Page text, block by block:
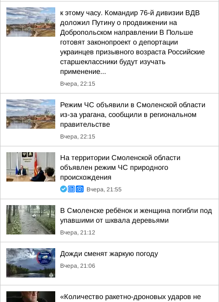
к этому часу. Командир 76-й дивизии ВДВ
доложил Путину о продвижении на
Добропольском направлении В Польше
готовят законопроект о депортации
украинцев призывного возраста Российские
старшеклассники будут изучать
применение...
Вчера, 22:15
Режим ЧС объявили в Смоленской области
из-за урагана, сообщили в региональном
правительстве
Вчера, 22:15
На территории Смоленской области
объявлен режим ЧС природного
происхождения
Вчера, 21:55
В Смоленске ребёнок и женщина погибли под
упавшими от шквала деревьями
Вчера, 21:12
Дожди сменят жаркую погоду
Вчера, 21:06
«Количество ракетно-дроновых ударов не